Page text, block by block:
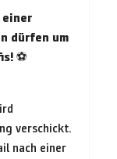
einer
dürfen um
⚽
verschickt.
nach einer